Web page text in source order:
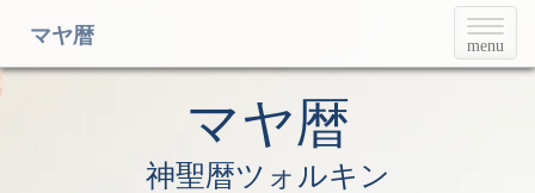
T
o
g
menu
マヤ暦
マヤ暦
神聖暦ツォルキン